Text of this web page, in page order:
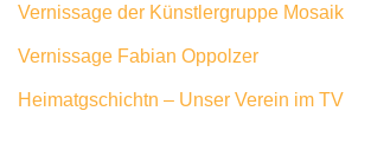
Vernissage der Künstlergruppe Mosaik
Vernissage Fabian Oppolzer
Heimatgschichtn – Unser Verein im TV